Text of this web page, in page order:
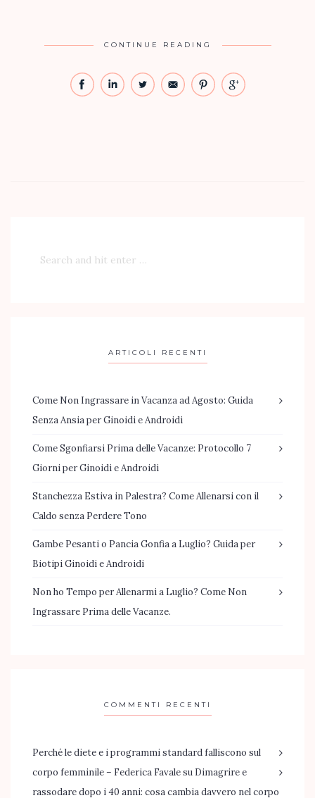
CONTINUE READING
ARTICOLI RECENTI
Come Non Ingrassare in Vacanza ad Agosto: Guida
Senza Ansia per Ginoidi e Androidi
Come Sgonfiarsi Prima delle Vacanze: Protocollo 7
Giorni per Ginoidi e Androidi
Stanchezza Estiva in Palestra? Come Allenarsi con il
Caldo senza Perdere Tono
Gambe Pesanti o Pancia Gonfia a Luglio? Guida per
Biotipi Ginoidi e Androidi
Non ho Tempo per Allenarmi a Luglio? Come Non
Ingrassare Prima delle Vacanze.
COMMENTI RECENTI
Perché le diete e i programmi standard falliscono sul
corpo femminile – Federica Favalesu Dimagrire e
rassodare dopo i 40 anni: cosa cambia davvero nel corpo